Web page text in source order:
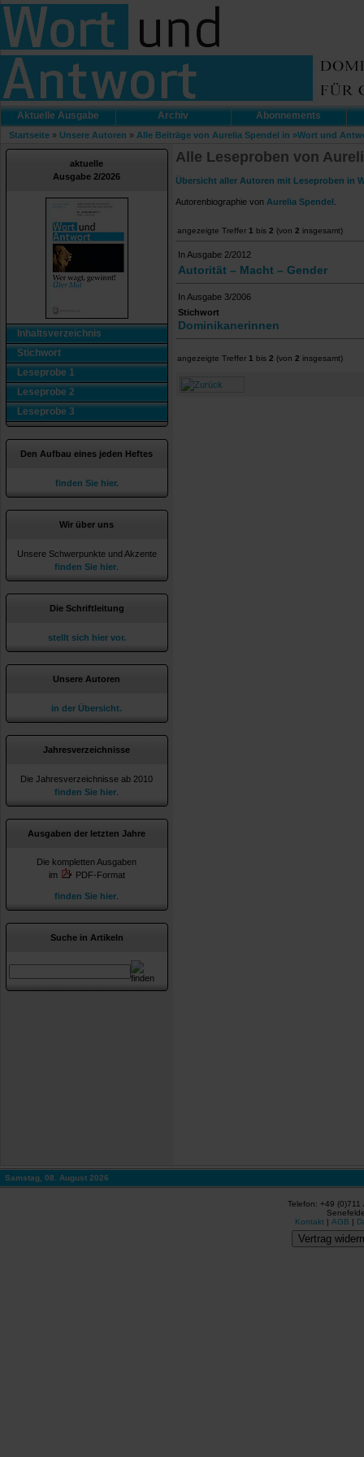
Aktuelle Ausgabe Archiv Abonnements
Startseite » Unsere Autoren » Alle Beiträge von Aurelia Spendel in »Wort und
aktuelle
Ausgabe 2/2026
Inhaltsverzeichnis
Stichwort
Leseprobe 1
Leseprobe 2
Leseprobe 3
Den Aufbau eines jeden Heftes
finden Sie hier.
Wir über uns
Unsere Schwerpunkte und Akzente
finden Sie hier
Die Schriftleitung
stellt sich hier vor.
Unsere Autoren
in der Übersicht.
Jahresverzeichnisse
Die Jahresverzeichnisse ab 2010
finden Sie hier
Ausgaben der letzten Jahre
Die kompletten Ausgaben
im
PDF-Format
finden Sie hier
Suche in Artikeln
Alle Leseproben von
Übersicht aller Autoren mit Leseproben in
Autorenbiographie von Aurelia Spendel
angezeigte Treffer 1 bis 2 (von 2 insgesamt)
In Ausgabe 2/2012
Autorität – Macht – Gender
In Ausgabe 3/2006
Stichwort
Dominikanerinnen
angezeigte Treffer 1 bis 2 (von 2 insgesamt)
Samstag, 08. August 2026
Telefon: +49
Kontakt | AGB |
Vertrag